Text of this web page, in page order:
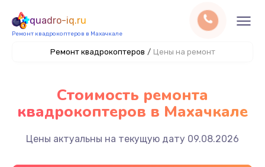
quadro-iq.ru
Ремонт квадрокоптеров в Махачкале
Ремонт квадрокоптеров / Цены на ремонт
Стоимость ремонта
квадрокоптеров в Махачкале
Цены актуальны на текущую дату 09.08.2026